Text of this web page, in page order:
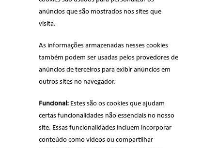
anúncios que são mostrados nos sites que
visita.
As informações armazenadas nesses cookies
também podem ser usadas pelos provedores de
anúncios de terceiros para exibir anúncios em
outros sites no navegador.
Funcional: Estes são os cookies que ajudam
certas funcionalidades não essenciais no nosso
site. Essas funcionalidades incluem incorporar
conteúdo como vídeos ou compartilhar